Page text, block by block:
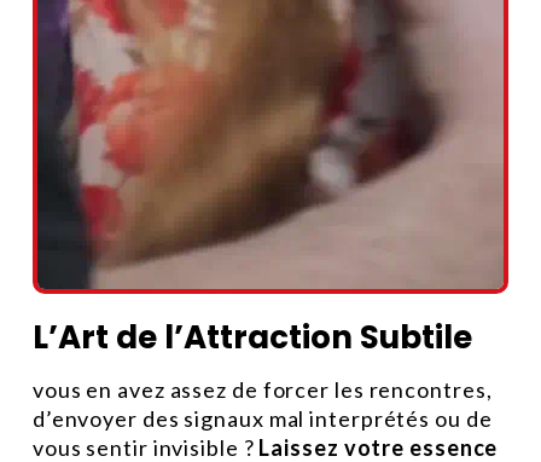
L’Art de l’Attraction Subtile
vous en avez assez de forcer les rencontres,
d’envoyer des signaux mal interprétés ou de
vous sentir invisible ? Laissez votre essence